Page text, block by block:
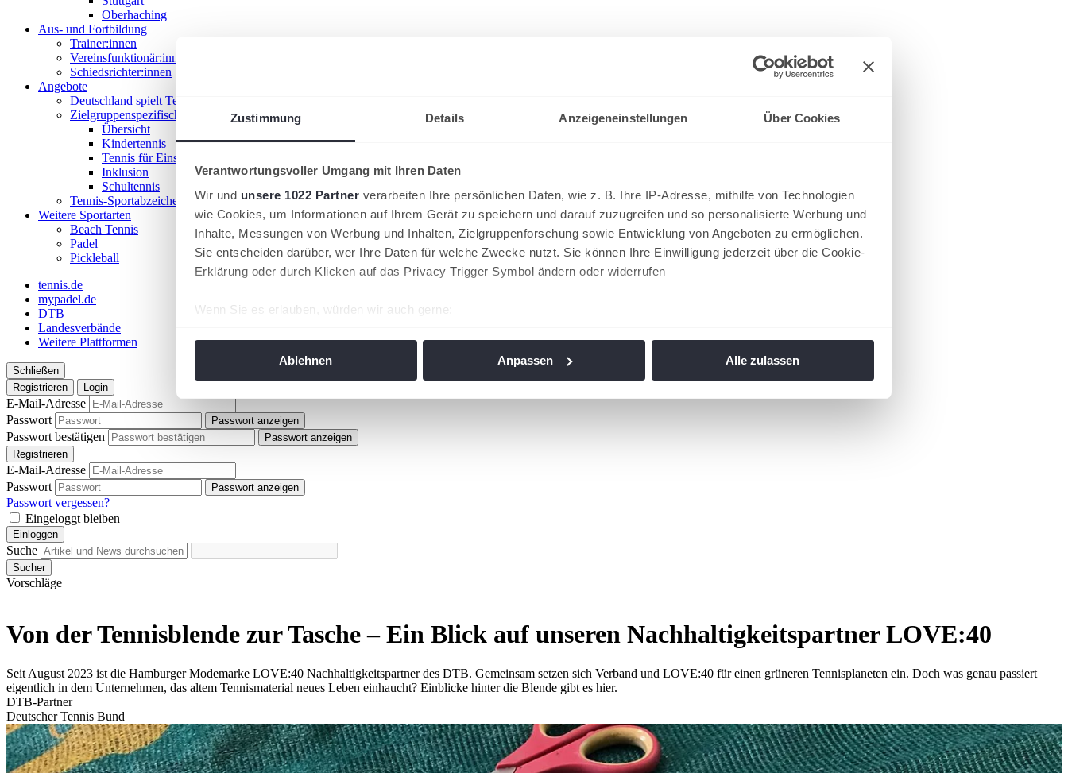
Zustimmung Details Anzeigeneinstellungen Über Cookies
Verantwortungsvoller Umgang mit Ihren Daten
Wir und unsere 1022 Partner verarbeiten Ihre persönlichen Daten, wie z. B. Ihre IP-Adresse, mithilfe von Technologien
wie Cookies, um Informationen auf Ihrem Gerät zu speichern und darauf zuzugreifen und so personalisierte Werbung und
Inhalte, Messungen von Werbung und Inhalten, Zielgruppenforschung sowie Entwicklung von Angeboten zu ermöglichen.
Sie entscheiden darüber, wer Ihre Daten für welche Zwecke nutzt. Sie können Ihre Einwilligung jederzeit über die Cookie-
Erklärung oder durch Klicken auf das Privacy Trigger Symbol ändern oder widerrufen
Wenn Sie es erlauben, würden wir auch gerne:
Wir verwenden Cookies, um Inhalte und Anzeigen zu personalisieren, Funktionen für soziale Medien anbieten zu können
und die Zugriffe auf unsere Website zu analysieren. Außerdem geben wir Informationen zu Ihrer Verwendung unserer
möglicherweise mit weiteren Daten zusammen, die Sie ihnen bereitgestellt haben oder die sie im Rahmen Ihrer Nutzung
Ablehnen Anpassen Alle zulassen
Oberhaching
Aus- und Fortbildung
Trainer:innen
Vereinsfunktionär:innen
Schiedsrichter:innen
Angebote
Deutschland spielt Tennis
Zielgruppenspezifische Angebote
Übersicht
Kindertennis
Tennis für Einsteiger 18+
Inklusion
Schultennis
Tennis-Sportabzeichen
Weitere Sportarten
Beach Tennis
Padel
Pickleball
tennis.de
mypadel.de
DTB
Landesverbände
Weitere Plattformen
Schließen
Registrieren
Login
E-Mail-Adresse
Passwort
Passwort anzeigen
Passwort bestätigen
Passwort anzeigen
Registrieren
E-Mail-Adresse
Passwort
Passwort anzeigen
Passwort vergessen?
Eingeloggt bleiben
Einloggen
Suche
Sucher
Vorschläge
Von der Tennisblende zur Tasche – Ein Blick auf unseren Nachhaltigkeitspartner LOVE:40
Seit August 2023 ist die Hamburger Modemarke LOVE:40 Nachhaltigkeitspartner des DTB. Gemeinsam setzen sich Verband und LOVE:40 für einen grüneren Tennisplaneten ein. Doch was genau passiert
eigentlich in dem Unternehmen, das altem Tennismaterial neues Leben einhaucht? Einblicke hinter die Blende gibt es hier.
DTB-Partner
Deutscher Tennis Bund